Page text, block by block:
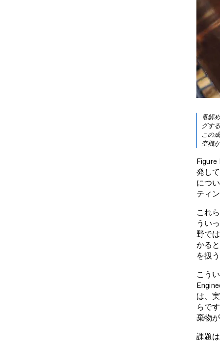
電解
グす
この
空機
発し
につ
ティ
これ
うい
野で
かる
を扱
こう
は、
らで
棄物
課題